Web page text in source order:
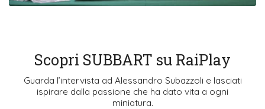
Scopri SUBBART su RaiPlay
Guarda l’intervista ad Alessandro Subazzoli e lasciati
ispirare dalla passione che ha dato vita a ogni
miniatura.